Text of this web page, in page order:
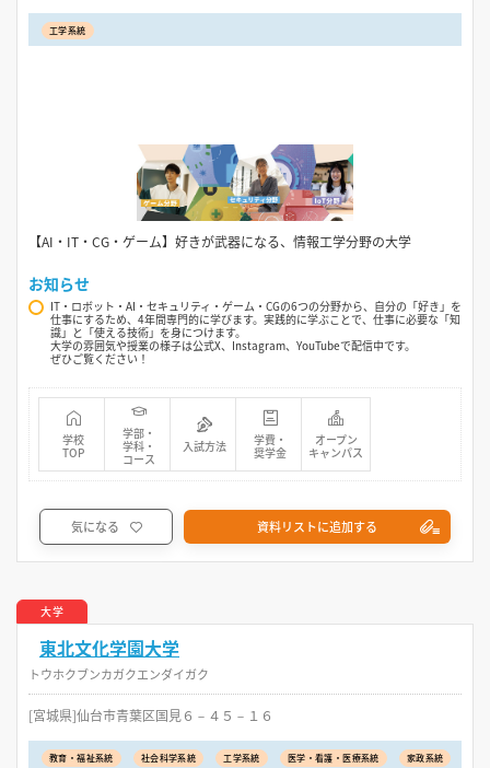
工学系統
【AI・IT・CG・ゲーム】好きが武器になる、情報工学分野の大学
お知らせ
IT・ロボット・AI・セキュリティ・ゲーム・CGの6つの分野から、自分の「好き」を
仕事にするため、4年間専門的に学びます。実践的に学ぶことで、仕事に必要な「知
識」と「使える技術」を身につけます。
大学の雰囲気や授業の様子は公式X、Instagram、YouTubeで配信中です。
ぜひご覧ください！
学校
TOP
学部・
学科・
コース
入試方法
学費・
奨学金
オープン
キャンパス
気になる 資料リストに追加する
大学
東北文化学園大学
トウホクブンカガクエンダイガク
[宮城県]仙台市青葉区国見６－４５－１６
教育・福祉系統 社会科学系統 工学系統 医学・看護・医療系統
家政系統